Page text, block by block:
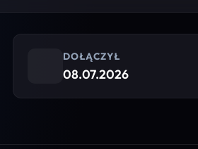
DOŁĄCZYŁ
08.07.2026